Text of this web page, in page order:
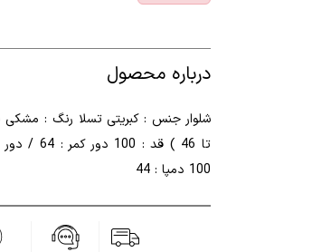
درباره محصول
تا 46 ) قد
100 دمپا : 44